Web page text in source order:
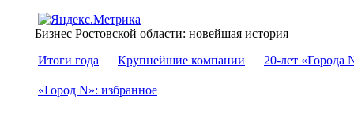
Бизнес Ростовской области: новейшая история
Итоги года
Крупнейшие компании 20-лет «Города
«Город N»: избранное